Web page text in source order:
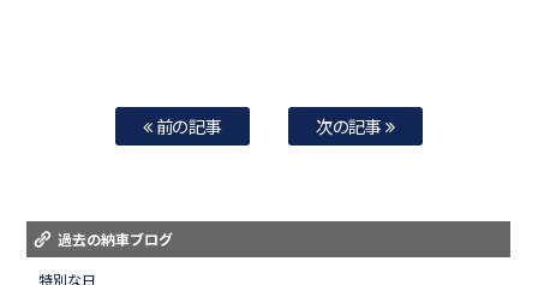
前の記事 次の記事
過去の納車ブログ
特別な日